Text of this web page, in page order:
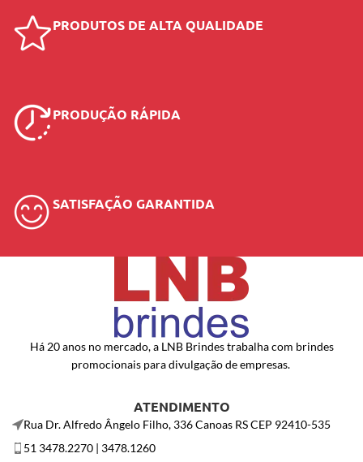
PRODUTOS DE ALTA QUALIDADE
PRODUÇÃO RÁPIDA
SATISFAÇÃO GARANTIDA
Há 20 anos no mercado, a LNB Brindes trabalha com brindes
promocionais para divulgação de empresas.
ATENDIMENTO
Rua Dr. Alfredo Ângelo Filho, 336 Canoas RS CEP 92410-535
51 3478.2270 | 3478.1260